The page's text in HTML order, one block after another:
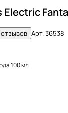
Electric
Арт.36538
100 мл